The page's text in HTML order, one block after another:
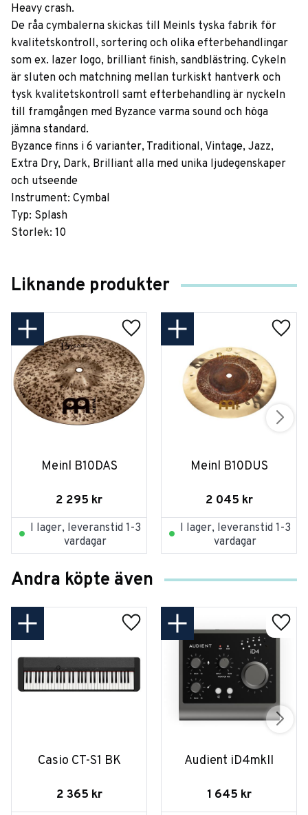
Heavy crash.
De råa cymbalerna skickas till Meinls tyska fabrik för
kvalitetskontroll, sortering och olika efterbehandlingar
som ex. lazer logo, brilliant finish, sandblästring. Cykeln
är sluten och matchning mellan turkiskt hantverk och
tysk kvalitetskontroll samt efterbehandling är nyckeln
till framgången med Byzance varma sound och höga
jämna standard.
Byzance finns i 6 varianter, Traditional, Vintage, Jazz,
Extra Dry, Dark, Brilliant alla med unika ljudegenskaper
och utseende
Instrument: Cymbal
Typ: Splash
Storlek: 10
Liknande produkter
Meinl B10DAS
2 295 kr
I lager, leveranstid 1-3
vardagar
Meinl B10DUS
2 045 kr
I lager, leveranstid 1-3
vardagar
Andra köpte även
Casio CT-S1 BK
2 365 kr
Audient iD4mkII
1 645 kr